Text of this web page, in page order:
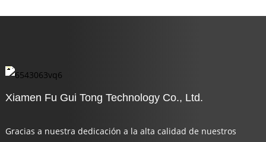
Xiamen Fu Gui Tong Technology Co., Ltd.
Gracias a nuestra dedicación a la alta calidad de nuestros